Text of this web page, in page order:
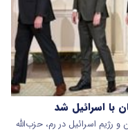
با اسرائیل شد
و رژیم اسرائیل در رم، حزب‌الله